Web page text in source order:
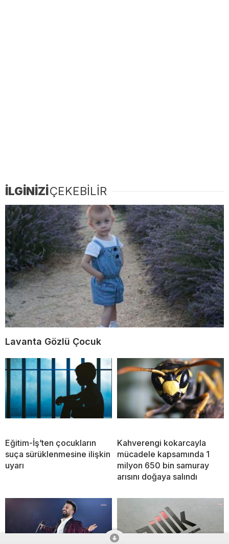
İLGİNİZİÇEKEBİLİR
Lavanta Gözlü Çocuk
Eğitim-İş’ten çocukların
suça sürüklenmesine ilişkin
uyarı
Kahverengi kokarcayla
mücadele kapsamında 1
milyon 650 bin samuray
arısını doğaya salındı